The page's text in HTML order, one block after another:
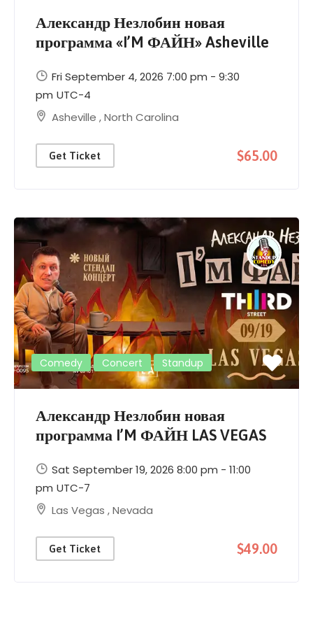
Александр Незлобин новая
программа «I’M ФАЙН» Asheville
Fri September 4, 2026 7:00 pm - 9:30
pm UTC-4
Asheville ,North Carolina
Get Ticket $65.00
Comedy Concert Standup
Александр Незлобин новая
программа I’M ФАЙН LAS VEGAS
Sat September 19, 2026 8:00 pm - 11:00
pm UTC-7
Las Vegas ,Nevada
Get Ticket $49.00